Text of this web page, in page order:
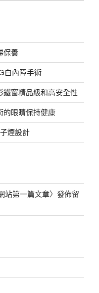
保養
白內障手術
窗精品級和高安全性
的眼睛保持健康
煙設計
站第一篇文章〉發佈留